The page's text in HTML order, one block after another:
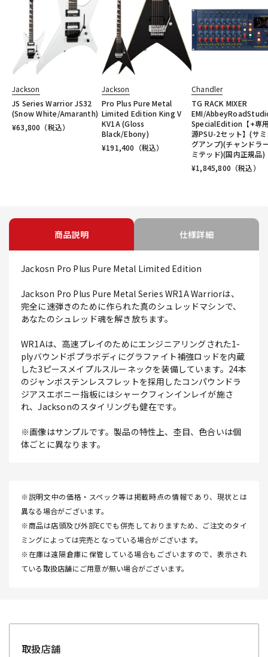
Jackson
JS Series Warrior JS32
(Snow White/Amaranth)
¥63,800 （税込）
Jackson
Pro Plus Pure Metal
Limited Edition King V
KV1A (Gloss
Black/Ebony)
¥191,400 （税込）
Chandler
TG RACK MIXER
EMI/
SpecialEdition【+専
源PSU-2セット】(サ
グアンプ)(チャンドラ
ミテッド)(国内正規品)
¥1,845,800 （税込）
商品説明 仕様詳細
Jackosn Pro Plus Pure Metal Limited Edition
Jackson Pro Plus Pure Metal Series WR1A Warriorは、
完全に速弾きのために作られた真のシュレッドマシンで、
あなたのシュレッド魂を解き放ちます。
WR1Aは、高速プレイのためにエンジニアリングされた1-
plyバウンドポプラボディにグラファイト補強ロッドを内蔵
した3ピースメイプルスルーネックを装備しています。24本
のジャンボステンレスフレットを採用したコンパウンドラ
ジアスエボニー指板にはシャークフィンインレイが施さ
れ、Jacksonのスタイリングも健在です。
※画像はサンプルです。製品の特性上、杢目、色合いは個
体ごとに異なります。
※説明文中の価格・スペック等は掲載時点の情報であり、現状とは
異なる場合がございます。
※商品は店頭及び外部ECでも併売しておりますため、ご注文のタイ
ミングによっては完売となっている場合がございます。
※在庫は遠隔倉庫に保管している場合もございますので、表示され
ている取扱店舗にご用意が無い場合がございます。
取扱店舗